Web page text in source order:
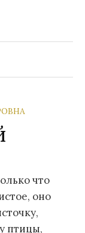
Найти:
что
оно
птицы,